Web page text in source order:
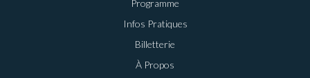
Programme
Infos Pratiques
Billetterie
À Propos